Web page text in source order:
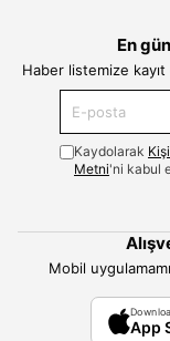
En
Haber listemize
Kaydolarak
Metni'ni kabul
Mobil
App